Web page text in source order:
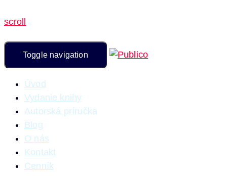
scroll
Toggle navigation
Úvod
Vydanie knihy
Autorská príručka
Blog
O nás
Kontakt
Cenník